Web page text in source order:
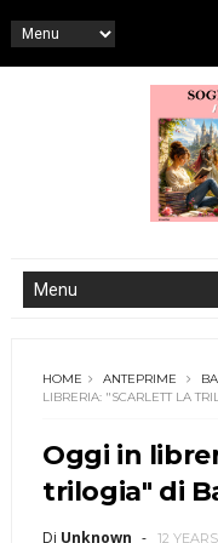
HOME ANTEPRIME
LIBRERIA: "SCARLETT LA
Oggi in
trilogia" di
Di Unknown 12